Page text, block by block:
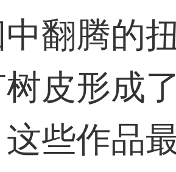
翻腾的
皮形成
些作品